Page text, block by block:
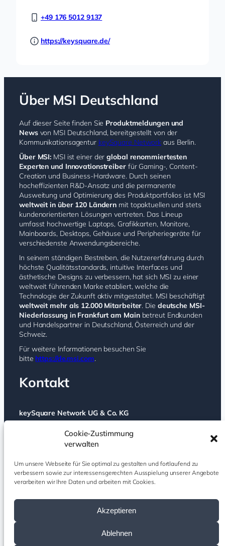
Cookie-Zustimmung
verwalten
Um unsere Webseite für Sie optimal zu gestalten und fortlaufend zu
verbessern sowie zur interessensgerechten Ausspielung unserer Angebote
verarbeiten wir Ihre Daten und arbeiten mit Cookies.
Akzeptieren
Ablehnen
+49 176 5012 9137
https://keysquare.de/
Über MSI Deutschland
Auf dieser Seite finden Sie Produktmeldungen und
Newsvon MSI Deutschland, bereitgestellt von der
Kommunikationsagentur keySquare Network aus Berlin.
Über MSI: MSI ist einer derglobal renommiertesten
Experten und Innovationstreiber für Gaming-, Content-
Creation und Business-Hardware. Durch seinen
hocheffizienten R&D-Ansatz und die permanente
Ausweitung und Optimierung des Produktportfolios ist MSI
weltweit in über 120 Ländern mit topaktuellen und stets
kundenorientierten Lösungen vertreten. Das Lineup
umfasst hochwertige Laptops, Grafikkarten, Monitore,
Mainboards, Desktops, Gehäuse und Peripheriegeräte für
verschiedenste Anwendungsbereiche.
In seinem ständigen Bestreben, die Nutzererfahrung durch
höchste Qualitätsstandards, intuitive Interfaces und
ästhetische Designs zu verbessern, hat sich MSI zu einer
weltweit führenden Marke etabliert, welche die
Technologie der Zukunft aktiv mitgestaltet. MSI beschäftigt
weltweit mehr als 12.000 Mitarbeiter. Die deutsche MSI-
Niederlassung in Frankfurt am Mainbetreut Endkunden
und Handelspartner in Deutschland, Österreich und der
Schweiz.
Für weitere Informationen besuchen Sie
bitte https://de.msi.com.
Kontakt
keySquare Network UG & Co. KG
Schönhauser Allee 74a
msi@keysquare-pr.com
Facebook
Instagram
X YouTube
Datenschutz |